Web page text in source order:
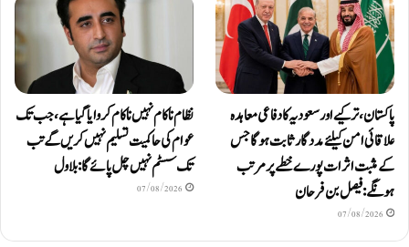
پاکستان، ترکیے اور سعودیہ کا دفاعی معاہدہ
علاقائی امن کیلئے مددگار ثابت ہوگا جس
کے مثبت اثرات پورے خطے پر مرتب
ہونگے: فیصل بن فرحان
07/08/2026
نظام ناکام نہیں ناکام کروایاگیا ہے، جب تک
عوام کی حاکمیت تسلیم نہیں کریں گے تب
تک سسٹم نہیں چل پائےگا: بلاول
07/08/2026